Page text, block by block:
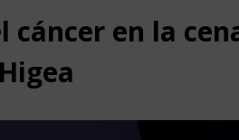
cáncer en la